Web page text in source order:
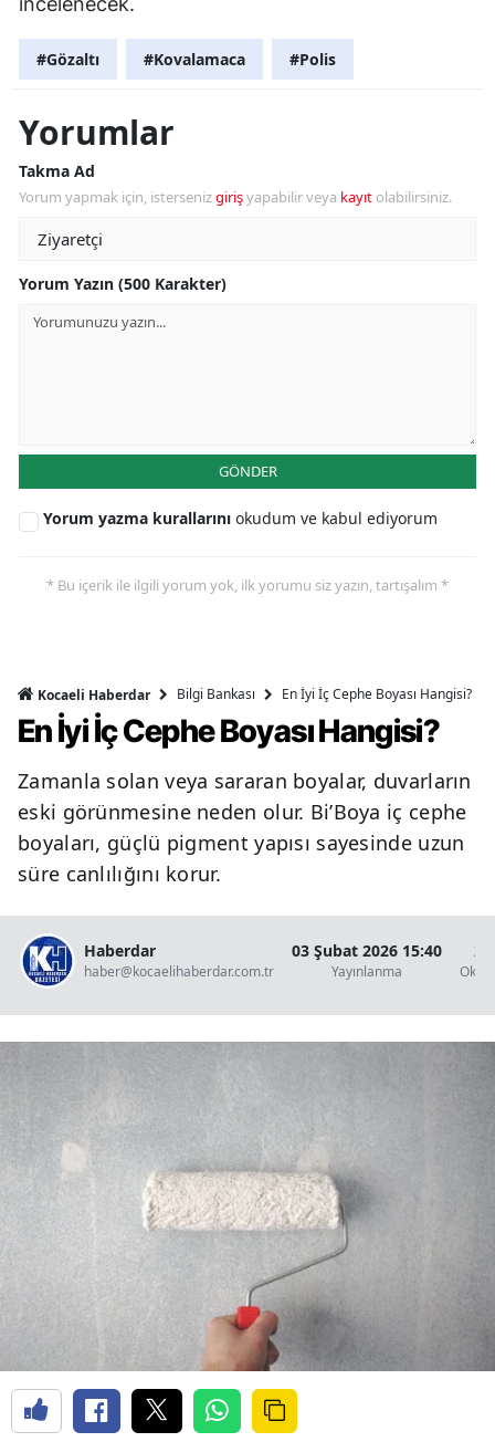
#Gözaltı #Kovalamaca #Polis
Yorumlar
Takma Ad
Yorum yapmak için, istersenizgirişyapabilir veya kayıt olabilirsiniz.
Yorum Yazın (500 Karakter)
GÖNDER
Yorum yazma kurallarını okudum ve kabul ediyorum
* Bu içerik ile ilgili yorum yok, ilk yorumu siz yazın, tartışalım *
Kocaeli Haberdar Bilgi Bankası En İyi İç Cephe Boyası Hangisi?
En İyi İç Cephe Boyası Hangisi?
Zamanla solan veya sararan boyalar, duvarların
eski görünmesine neden olur. Bi’Boya iç cephe
boyaları, güçlü pigment yapısı sayesinde uzun
süre canlılığını korur.
Haberdar
haber@kocaelihaberdar.com.tr
03 Şubat 2026 15:40
Yayınlanma
2